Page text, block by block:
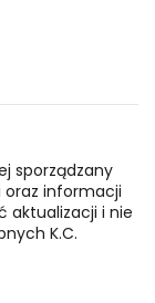
sporządzany
informacji
aktualizacji i nie
K.C.